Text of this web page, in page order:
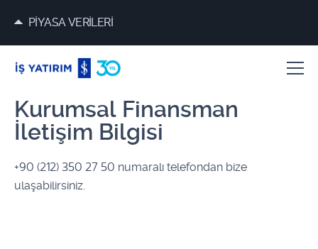
PİYASA VERİLERİ
Kurumsal Finansman
İletişim Bilgisi
+90 (212)​ 350 27 50 numaralı telefondan bize
ulaşabilirsiniz.